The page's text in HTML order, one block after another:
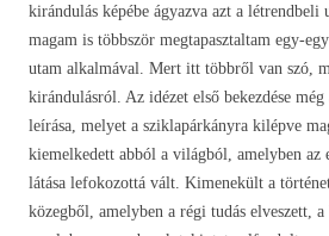
kirándulás képébe ágyazva azt a
magam is többször megtapasztaltam egy-egy
utam alkalmával. Mert itt többről van szó,
kirándulásról. Az idézet első bekezdése
leírása, melyet a sziklapárkányra kilépve
kiemelkedett abból a világból, amelyben az
látása lefokozottá vált. Kimenekült a
közegből, amelyben a régi tudás elveszett, a